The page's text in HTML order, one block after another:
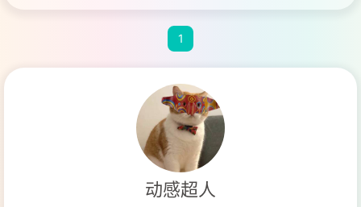
存档)。但在本地备份时可能只是简单的将该项目的文件夹再复制
是将这个备份的过程程序化了，他会复制你的代码，让你随时可
以退回到任何的一个版本。 区域概念 工作区： 在电脑中的本地
文件目录 (工作路径下除了.git的所有外的所有文件) 暂存区： 英
文名为stage或index。一般存放在.git目录下的index文件中，所
夹.git，这个就是Git的版本库 工作流程Git一般工作流程如下: 先
1
动感超人